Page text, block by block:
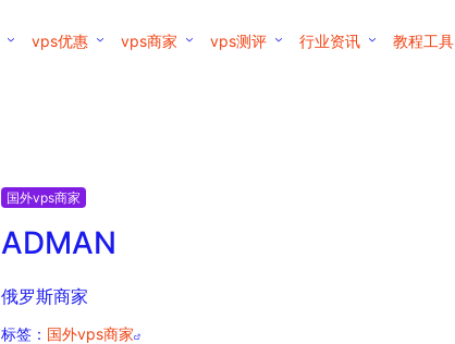
vps优惠 vps商家 vps测评 行业资讯 教程工具
国外vps商家
ADMAN
俄罗斯商家
标签： 国外vps商家